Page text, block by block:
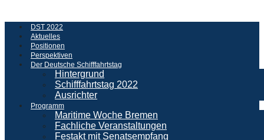
DST 2022
Aktuelles
Positionen
Perspektiven
Der Deutsche Schifffahrtstag
Hintergrund
Schifffahrtstag 2022
Ausrichter
Programm
Maritime Woche Bremen
Fachliche Veranstaltungen
Festakt mit Senatsempfang